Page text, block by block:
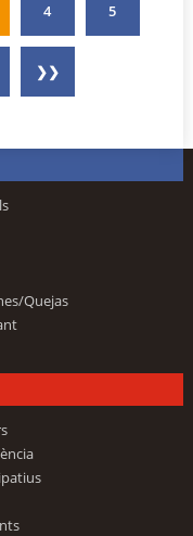
4 5
❯❯
Quejas